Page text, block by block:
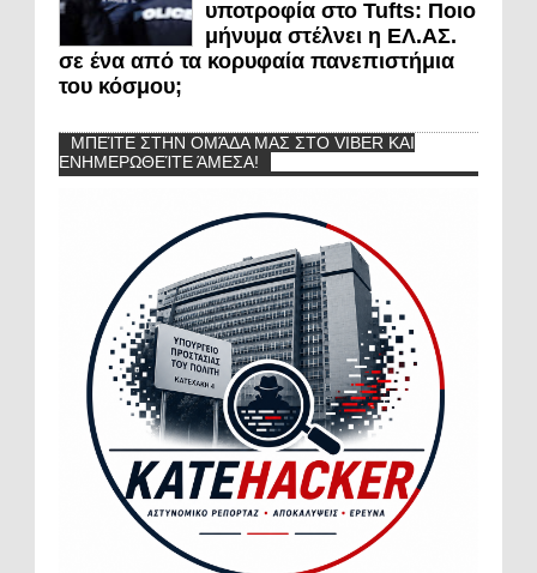
υποτροφία στο Tufts: Ποιο
μήνυμα στέλνει η ΕΛ.ΑΣ.
σε ένα από τα κορυφαία πανεπιστήμια
του κόσμου;
ΜΠΕΊΤΕ ΣΤΗΝ ΟΜΆΔΑ ΜΑΣ ΣΤΟ VIBER ΚΑΙ
ΕΝΗΜΕΡΩΘΕΊΤΕ ΆΜΕΣΑ!